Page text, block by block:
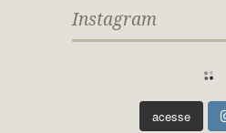
Instagram
acesse